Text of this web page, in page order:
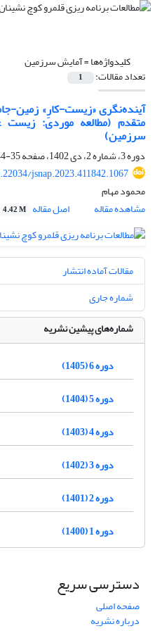
کلیدواژه‌ها =آمایش سرزمین
تعداد مقالات: 1
آینده‌نگری «زیست-کارِ» زمین-
متقدم (مطالعه موردی:
سرزمین)
دوره 3، شماره 2، دی 1402، صفحه
35-44
jsnap.2023.411842.1067
محمود مهام
مشاهده مقاله
اصل مقاله 4.42 M
مقالات آماده انتشار
شماره جاری
شماره‌های پیشین نشریه
دوره 6 (1405)
دوره 5 (1404)
دوره 4 (1403)
دوره 3 (1402)
دوره 2 (1401)
دوره 1 (1400)
دسترسی سریع
صفحه اصلی
درباره نشریه